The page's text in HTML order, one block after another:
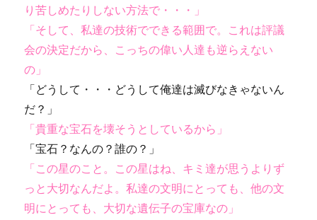
り苦しめたりしない方法で・・・」
「そして、私達の技術でできる範囲で。これは評議
会の決定だから、こっちの偉い人達も逆らえない
の」
「どうして・・・どうして俺達は滅びなきゃないん
だ？」
「貴重な宝石を壊そうとしているから」
「宝石？なんの？誰の？」
「この星のこと。この星はね、キミ達が思うよりず
っと大切なんだよ。私達の文明にとっても、他の文
明にとっても、大切な遺伝子の宝庫なの」